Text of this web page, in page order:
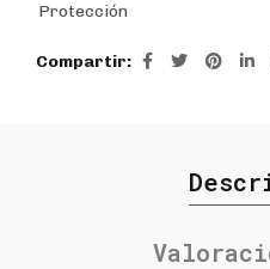
Protección
Compartir